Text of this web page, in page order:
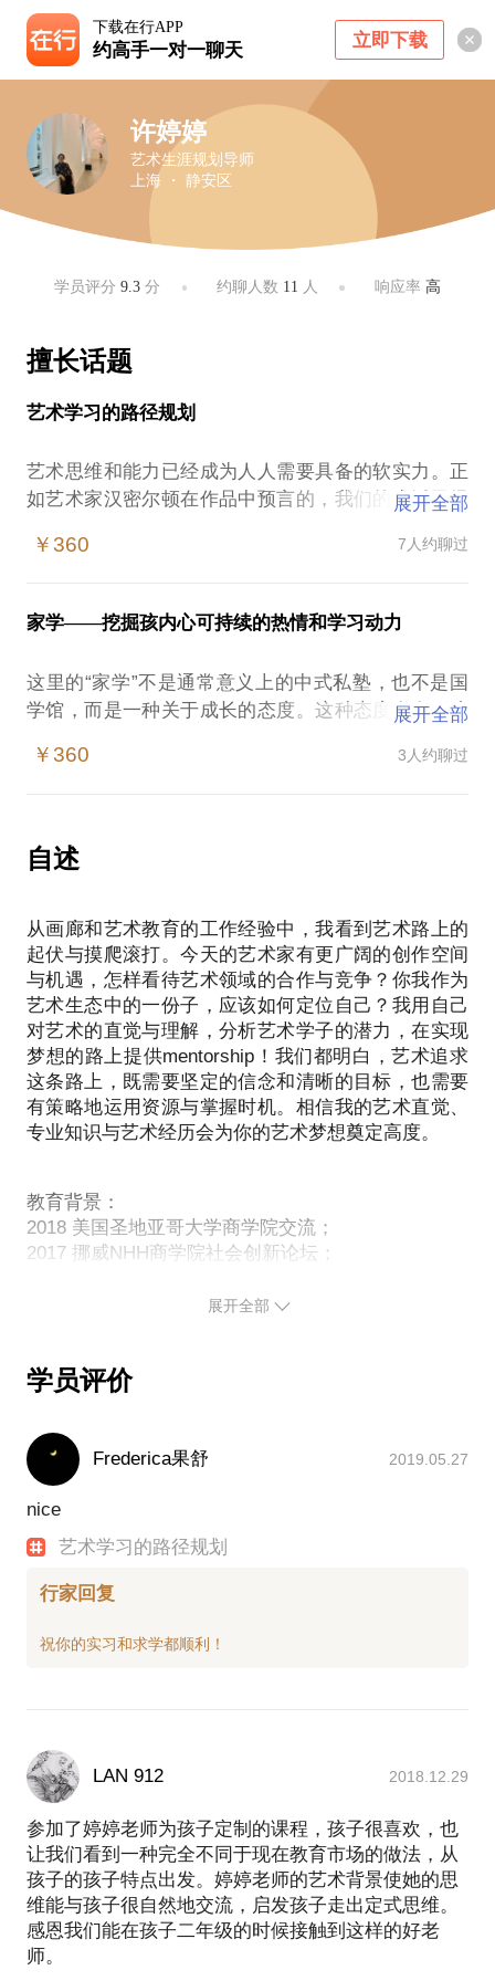
下载在行APP
约高手一对一聊天 立即下载
许婷婷
艺术生涯规划导师
上海 ・ 静安区
学员评分9.3 分 约聊人数 11 人 响应率 高
擅长话题
艺术学习的路径规划
艺术思维和能力已经成为人人需要具备的软实力。正
如艺术家汉密尔顿在作品中预言的，我们的生活已经
事实。如果说不懂英语是今天的障碍，没有视觉敏感
全球艺术院校成为有识之士的首选，跨文化的人文土
壤和文化产业优势使美国的艺术院校成为首选。也是
机构。
关于自己：目前的艺术创作处于哪个阶段？怎样挖掘
和诠释自 己的艺术潜力？我要准备什么样的申请材料
业状况是怎样的？
个专业？在面试中如何讲述自己的创作？需要和院校
有哪些接触？如何整合现有的学习与社会资源来为将
来的申请做准备？
艺术学习切忌功利心，然而申请学校面临越来越严峻
展开全部
￥360 7人约聊过
家学——挖掘孩内心可持续的热情和学习动力
这里的“家学”不是通常意义上的中式私塾，也不是国
学馆，而是一种关于成长的态度。这种态度存在于孩
也坚定，有目标的融合状态。
育和学校体制的两级之间撕扯，其间填充了各种各样
围绕孩子成长而存在的活动。
接：
每一次孩子走进兴趣班是什么态度？
孩子什么时候适合开始素描画学习？
每一次孩子游学后孩子有哪些变化？
哪些迹象表明孩子学习的缺乏真实动力呢？
这些问题的解答离不开现实环境的刺激，更需要一种
召唤。
活动单元把我们的注意力碎片化，处在认知阶段的儿
童在这期间就会感觉到无助，因此首先我会通过面对
面交流和孩子充分建立信任感来打开话题。
让孩子成为选择未来和踏实努力的主人！
1. 本话题以孩子的参与为主。因为在家长的转述中孩
甚至向反方向发展。
2. 预约时候请注明孩子的年龄，为了保证课程有效
展开全部
￥360 3人约聊过
自述
从画廊和艺术教育的工作经验中，我看到艺术路上的
起伏与摸爬滚打。今天的艺术家有更广阔的创作空间
与机遇，怎样看待艺术领域的合作与竞争？你我作为
艺术生态中的一份子，应该如何定位自己？我用自己
对艺术的直觉与理解，分析艺术学子的潜力，在实现
梦想的路上提供mentorship！我们都明白，艺术追求
这条路上，既需要坚定的信念和清晰的目标，也需要
有策略地运用资源与掌握时机。相信我的艺术直觉、
专业知识与艺术经历会为你的艺术梦想奠定高度。
教育背景：
2018 美国圣地亚哥大学商学院交流；
2017 挪威NHH商学院社会创新论坛；
献展与明斯特雕塑展）观展并持续写作讨论；
2006-2007英国金斯顿大学艺术设计学院策展硕士；
职业经历：
2005-2012 先后就职于两家中国重要画廊：北京长征
空间画廊，598云南空港598艺术空间，协助策划国际
2013-2016 服务于中国首家艺术教育机构ACG国际艺
术教育，建立英美顶尖艺术院校的交流项目。
2015年，建立首个艺术游学项目，多次出访美国十大
持续以顾问的方式帮助有志于在艺术领域深造的同学
为项目核心成员，我从项目前期策划到执行，以及后
续的媒体公关都全程参与。
2015-2016“US. Art Theme Tour project美国艺术游学
团”的项目中，我发起与美国艺术院校的合作模式并在
历次游学活动中推进合作关系，为师生和院校之间建
立坚实的合作纽带。
微信公众号：Artasalifestyle
LinkedIn: xutingting
所获奖项：
展开全部
学员评价
Frederica果舒 2019.05.27
nice
艺术学习的路径规划
行家回复
LAN 912 2018.12.29
参加了婷婷老师为孩子定制的课程，孩子很喜欢，也
让我们看到一种完全不同于现在教育市场的做法，从
孩子的孩子特点出发。婷婷老师的艺术背景使她的思
维能与孩子很自然地交流，启发孩子走出定式思维。
感恩我们能在孩子二年级的时候接触到这样的好老
师。